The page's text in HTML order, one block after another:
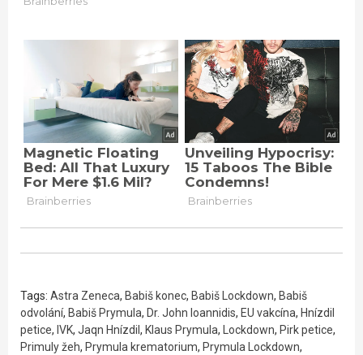
Tags: Astra Zeneca, Babiš konec, Babiš Lockdown, Babiš
odvolání, Babiš Prymula, Dr. John Ioannidis, EU vakcína, Hnízdil
petice, IVK, Jaqn Hnízdil , Klaus Prymula, Lockdown, Pirk petice,
Primuly žeh, Prymula krematorium, Prymula Lockdown,